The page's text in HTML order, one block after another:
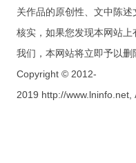
关作品的原创性、文中陈
核实，如果您发现本网站
我们，本网站将立即予以删
Copyright © 2012-
2019 http://www.lninfo.net,